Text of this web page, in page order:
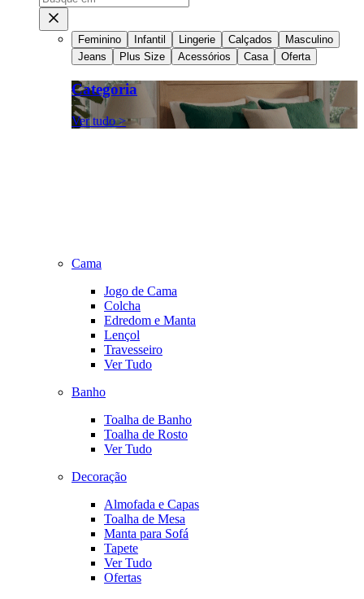
Feminino Infantil Lingerie Calçados
Masculino
Jeans
Plus Size Acessórios Casa Oferta
Categoria
Ver tudo >
Cama
Jogo de Cama
Colcha
Edredom e Manta
Lençol
Travesseiro
Ver Tudo
Banho
Toalha de Banho
Toalha de Rosto
Ver Tudo
Decoração
Almofada e Capas
Toalha de Mesa
Manta para Sofá
Tapete
Ver Tudo
Ofertas